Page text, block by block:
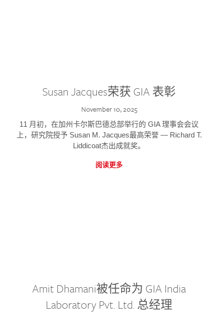
Susan Jacques荣获 GIA 表彰
November 10, 2025
11 月初，在加州卡尔斯巴德总部举行的 GIA 理事会会议
上，研究院授予 Susan M. Jacques最高荣誉 — Richard T.
Liddicoat杰出成就奖。
阅读更多
Amit Dhamani被任命为 GIA India
Laboratory Pvt. Ltd. 总经理